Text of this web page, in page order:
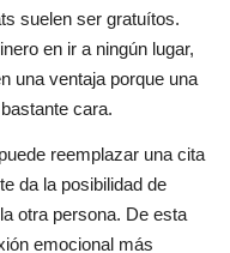
suelen ser gratuítos.
en ir a ningún lugar,
una ventaja porque una
cara.
reemplazar una cita
da la posibilidad de
otra persona. De esta
emocional más